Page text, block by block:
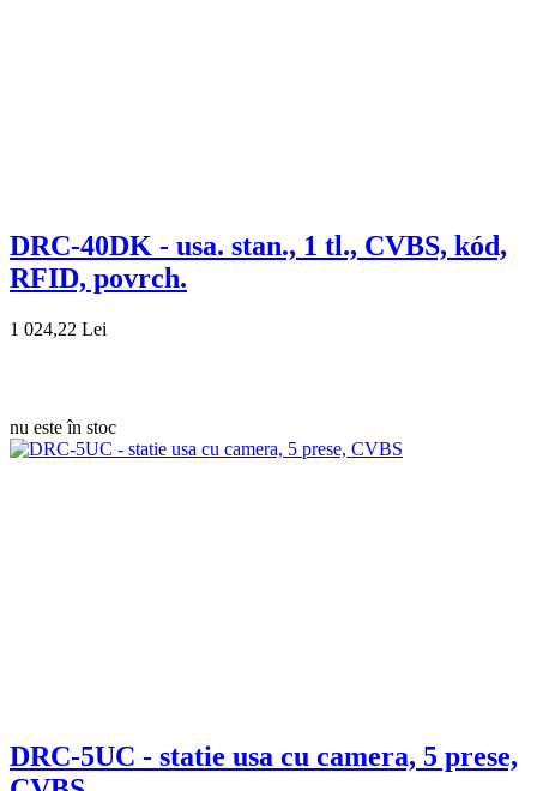
DRC-40DK - usa. stan., 1 tl., CVBS, kód,
RFID, povrch.
1 024,22 Lei
nu este în stoc
DRC-5UC - statie usa cu camera, 5 prese,